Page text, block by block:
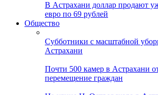
В Астрахани доллар продают
евро по 69 рублей
Общество
Субботники с масштабной
Астрахани
Почти 500 камер в Астрахани
перемещение граждан